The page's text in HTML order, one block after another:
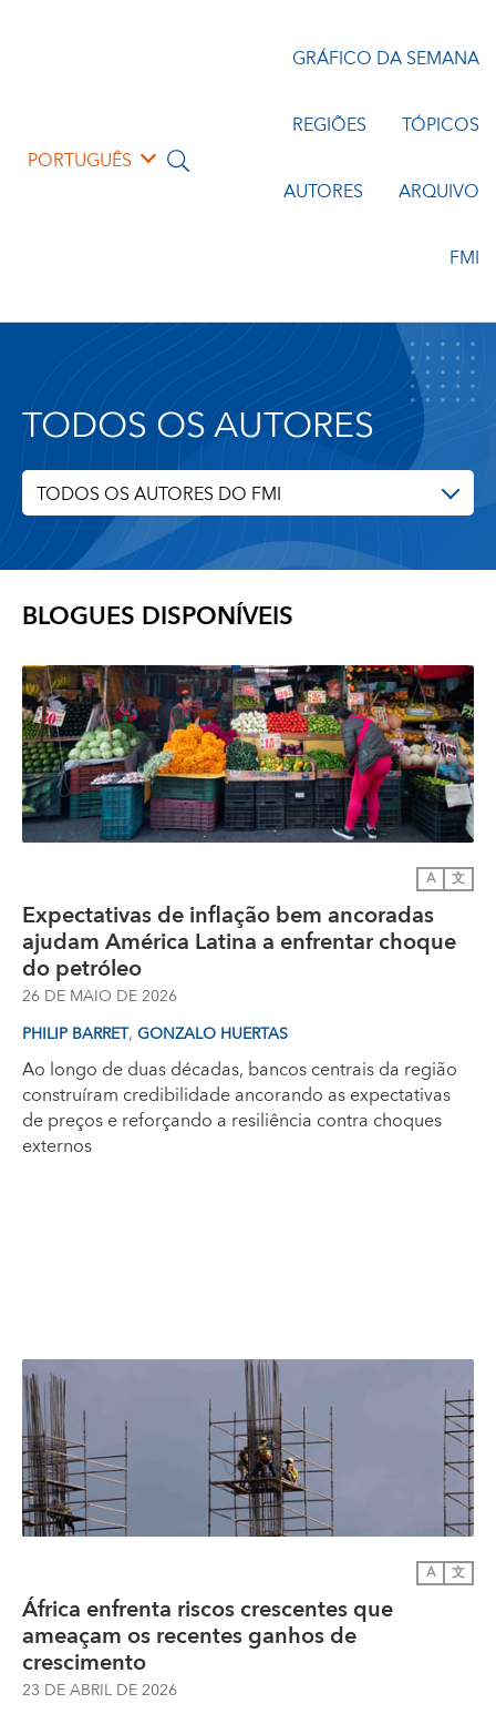
PORTUGUÊS
GRÁFICO DA SEMANA
REGIÕES TÓPICOS
AUTORES ARQUIVO
FMI
TODOS OS AUTORES
TODOS OS AUTORES DO FMI
BLOGUES DISPONÍVEIS
A 文
Expectativas de inflação bem ancoradas
ajudam América Latina a enfrentar choque
do petróleo
26 DE MAIO DE 2026
PHILIP BARRET, GONZALO HUERTAS
Ao longo de duas décadas, bancos centrais da região
construíram credibilidade ancorando as expectativas
de preços e reforçando a resiliência contra choques
externos
A 文
África enfrenta riscos crescentes que
ameaçam os recentes ganhos de
crescimento
23 DE ABRIL DE 2026